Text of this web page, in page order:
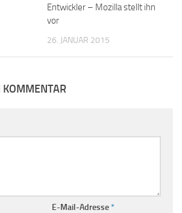
Entwickler – Mozilla stellt ihn
vor
26. JANUAR 2015
KOMMENTAR
E-Mail-Adresse*